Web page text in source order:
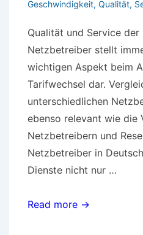
Geschwindigkeit, Qualität,
Qualität und Service
Netzbetreiber stellt
wichtigen Aspekt beim
Tarifwechsel dar.
unterschiedlichen
ebenso relevant wie die
Netzbetreibern und
Netzbetreiber in
Dienste nicht nur …
Mobilfunk-
Read more →